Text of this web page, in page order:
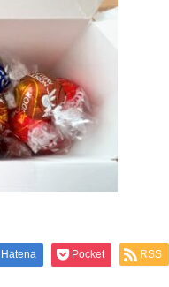
Hatena Pocket RSS